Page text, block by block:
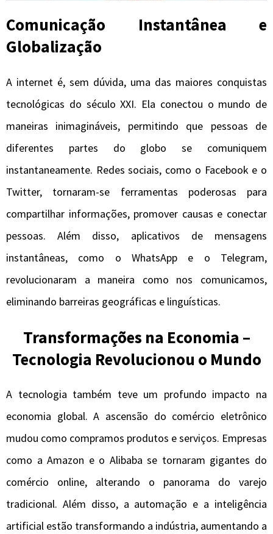
Comunicação Instantânea e
Globalização
A internet é, sem dúvida, uma das maiores conquistas
tecnológicas do século XXI. Ela conectou o mundo de
maneiras inimagináveis, permitindo que pessoas de
diferentes partes do globo se comuniquem
instantaneamente. Redes sociais, como o Facebook e o
Twitter, tornaram-se ferramentas poderosas para
compartilhar informações, promover causas e conectar
pessoas. Além disso, aplicativos de mensagens
instantâneas, como o WhatsApp e o Telegram,
revolucionaram a maneira como nos comunicamos,
eliminando barreiras geográficas e linguísticas.
Transformações na Economia –
Tecnologia Revolucionou o Mundo
A tecnologia também teve um profundo impacto na
economia global. A ascensão do comércio eletrônico
mudou como compramos produtos e serviços. Empresas
como a Amazon e o Alibaba se tornaram gigantes do
comércio online, alterando o panorama do varejo
tradicional. Além disso, a automação e a inteligência
artificial estão transformando a indústria, aumentando a